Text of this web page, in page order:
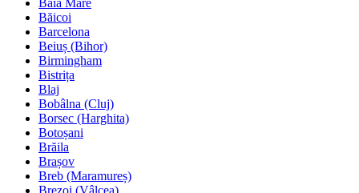
Baia Mare
Băicoi
Barcelona
Beiuș (Bihor)
Birmingham
Bistrița
Blaj
Bobâlna (Cluj)
Borsec (Harghita)
Botoșani
Brăila
Brașov
Breb (Maramureș)
Brezoi (Vâlcea)